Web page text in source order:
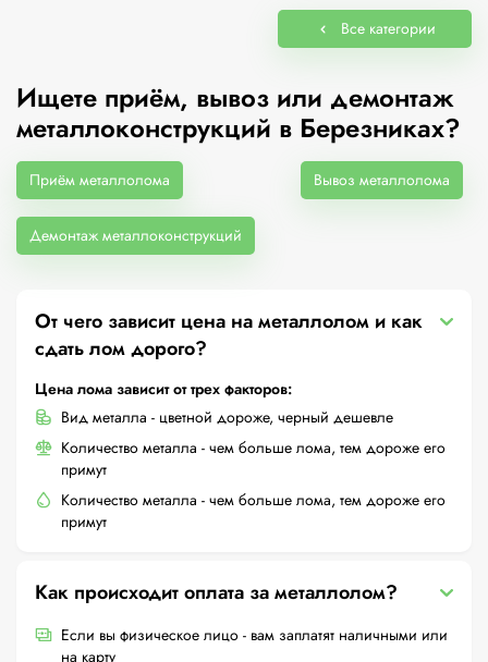
Все категории
Ищете приём, вывоз или демонтаж
металлоконструкций в Березниках?
Приём металлолома Вывоз металлолома
Демонтаж металлоконструкций
От чего зависит цена на металлолом и как
сдать лом дорого?
Цена лома зависит от трех факторов:
Вид металла - цветной дороже, черный дешевле
Количество металла - чем больше лома, тем дороже его
примут
Количество металла - чем больше лома, тем дороже его
примут
Как происходит оплата за металлолом?
Если вы физическое лицо - вам заплатят наличными или
на карту